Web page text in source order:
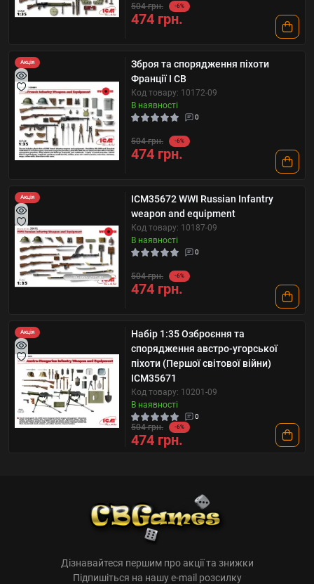
504 грн. -6%
474 грн.
Акція
Зброя та спорядження піхоти
Франції І СВ
Код товару: 10172-09
В наявності
0
504 грн. -6%
474 грн.
Акція
ICM35672 WWI Russian Infantry
weapon and equipment
Код товару: 10187-09
В наявності
0
504 грн. -6%
474 грн.
Акція
Набір 1:35 Озброєння та
спорядження австро-угорської
піхоти (Першої світової війни)
ICM35671
Код товару: 10201-09
В наявності
0
504 грн. -6%
474 грн.
Дізнавайтеся першим про акції та знижки
Підпишіться на нашу e-mail розсилку